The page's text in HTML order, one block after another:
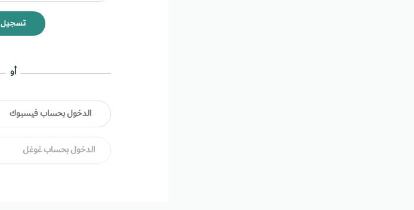
تسجيل
أو
الدخول بحساب فيسبوك
الدخول بحساب غوغل